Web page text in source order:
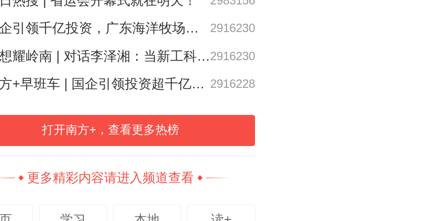
陈理
南方日报、南方+记者，聚焦青年
群体，讲述青年故事。
联系TA
230
国企引领千亿投资，广东海洋牧场这场会议信息量很大 2916230
思想耀岭南 | 对话李泽湘：当新工科教育遇上大湾区超级供应链2916230
南方+早班车 | 国企引领投资超千亿！广东现代化海洋牧场建设提速 2916228
打开南方+，查看更多热榜
更多精彩内容请进入频道查看